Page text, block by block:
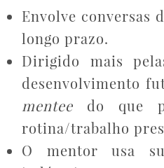
Envolve conversas
longo prazo.
Dirigido mais
desenvolvimento
mentee do que
rotina/trabalho
O mentor usa